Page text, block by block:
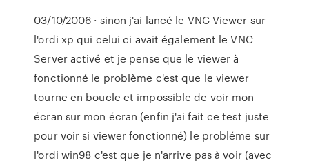
03/10/2006 · sinon j'ai lancé le VNC Viewer sur
l'ordi xp qui celui ci avait également le VNC
Server activé et je pense que le viewer à
fonctionné le problème c'est que le viewer
tourne en boucle et impossible de voir mon
écran sur mon écran (enfin j'ai fait ce test juste
pour voir si viewer fonctionné) le probléme sur
l'ordi win98 c'est que je n'arrive pas à voir (avec